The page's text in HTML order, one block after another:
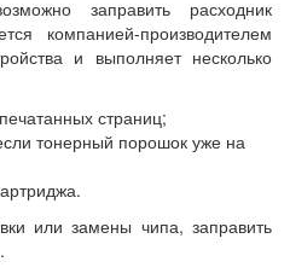
заправить расходник
компанией-производителем
и выполняет несколько
страниц;
тонерный порошок уже на
или замены чипа, заправить